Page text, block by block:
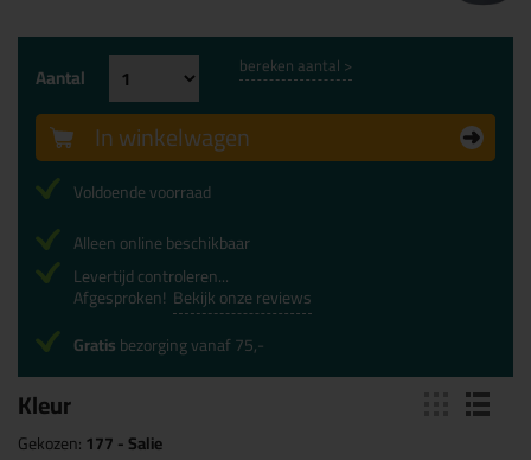
Kleur
Gekozen:177 - Salie
Aantal bereken aantal >
In winkelwagen
Voldoende voorraad
Alleen online beschikbaar
Levertijd controleren...
Afgesproken! Bekijk onze reviews
Gratisbezorging vanaf 75,-